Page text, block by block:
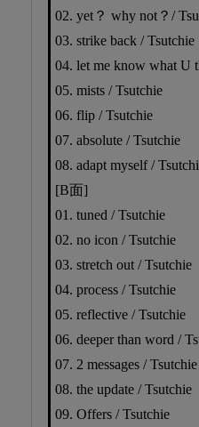
02. yet？ why not？/
03. strike back / Tsutchie
04. let me know what U
05. mists / Tsutchie
06. flip / Tsutchie
07. absolute / Tsutchie
08. adapt myself /
[B面]
01. tuned / Tsutchie
02. no icon / Tsutchie
03. stretch out / Tsutchie
04. process / Tsutchie
05. reflective / Tsutchie
06. deeper than word /
07. 2 messages / Tsutchie
08. the update / Tsutchie
09. Offers / Tsutchie